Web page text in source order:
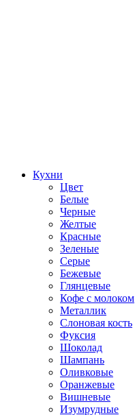
Кухни
Цвет
Белые
Черные
Желтые
Красные
Зеленые
Серые
Бежевые
Глянцевые
Кофе с молоком
Металлик
Слоновая кость
Фуксия
Шоколад
Шампань
Оливковые
Оранжевые
Вишневые
Изумрудные